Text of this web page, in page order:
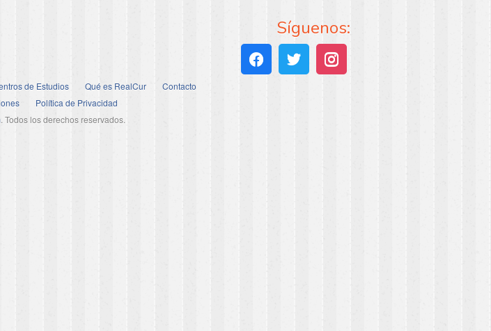
Síguenos:
de Estudios Qué es RealCur
Contacto
Política de Privacidad
. Todos los derechos reservados.